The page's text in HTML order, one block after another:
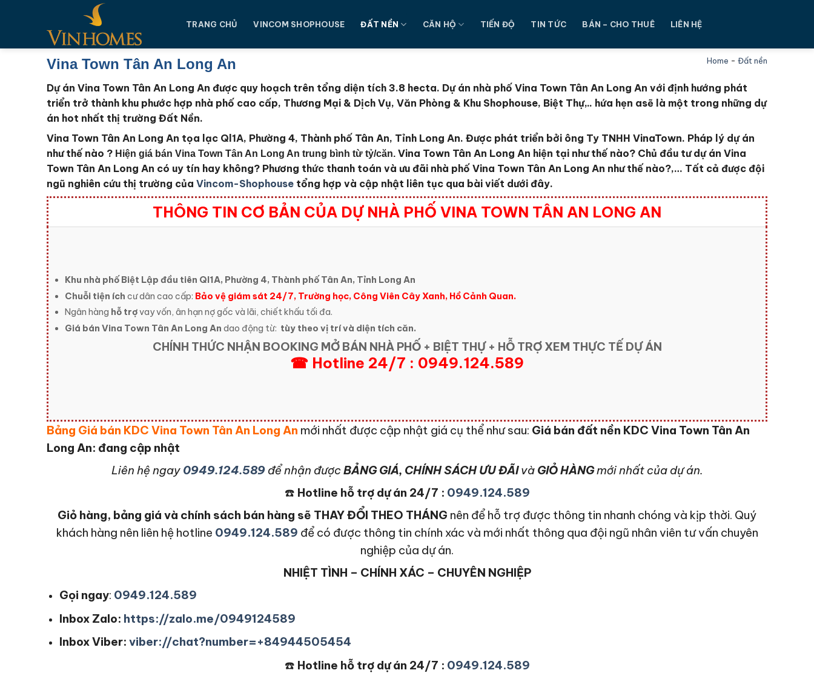
dung
TRANG CHỦ VINCOM SHOPHOUSE ĐẤT NỀN CĂN HỘ TIẾN ĐỘ TIN TỨC BÁN – CHO THUÊ LIÊN HỆ
Vina Town Tân An Long An Home - Đất nền
Dự án Vina Town Tân An Long An được quy hoạch trên tổng diện tích 3.8 hecta. Dự án nhà phố Vina Town Tân An Long An với định hướng phát
triển trở thành khu phước hợp nhà phố cao cấp, Thương Mại & Dịch Vụ, Văn Phòng & Khu Shophouse, Biệt Thự,.. hứa hẹn asẽ là một trong những dự
án hot nhất thị trường Đất Nền.
Vina Town Tân An Long An tọa lạc Ql1A, Phường 4, Thành phố Tân An, Tỉnh Long An. Được phát triển bởi ông Ty TNHH VinaTown. Pháp lý dự án
như thế nào ? Hiện giá bán Vina Town Tân An Long An trung bình từ tỷ/căn. Vina Town Tân An Long An hiện tại như thế nào? Chủ đầu tư dự án Vina
Town Tân An Long An có uy tín hay không? Phương thức thanh toán và ưu đãi nhà phố Vina Town Tân An Long An như thế nào?,… Tất cả được đội
ngũ nghiên cứu thị trường của Vincom-Shophouse tổng hợp và cập nhật liên tục qua bài viết dưới đây.
THÔNG TIN CƠ BẢN CỦA DỰ NHÀ PHỐ VINA TOWN TÂN AN LONG AN
Khu nhà phố Biệt Lập đầu tiên Ql1A, Phường 4, Thành phố Tân An, Tỉnh Long An
Chuỗi tiện ích cư dân cao cấp: Bảo vệ giám sát 24/7, Trường học, Công Viên Cây Xanh, Hồ Cảnh Quan.
Ngân hàng hỗ trợvay vốn, ân hạn nợ gốc và lãi, chiết khấu tối đa.
Giá bán Vina Town Tân An Long An dao động từ: tùy theo vị trí và diện tích căn.
CHÍNH THỨC NHẬN BOOKING MỞ BÁN NHÀ PHỐ + BIỆT THỰ + HỖ TRỢ XEM THỰC TẾ DỰ ÁN
☎ Hotline 24/7 : 0949.124.589
Bảng Giá bán KDC Vina Town Tân An Long An mới nhất được cập nhật giá cụ thể như sau: Giá bán đất nền KDC Vina Town Tân An
Long An: đang cập nhật
Liên hệ ngay 0949.124.589để nhận được BẢNG GIÁ, CHÍNH SÁCH ƯU ĐÃIvàGIỎ HÀNGmới nhất của dự án.
☎️ Hotline hỗ trợ dự án 24/7 : 0949.124.589
Giỏ hàng, bảng giá và chính sách bán hàng sẽ THAY ĐỔI THEO THÁNG nên để hỗ trợ được thông tin nhanh chóng và kịp thời. Quý
khách hàng nên liên hệ hotline 0949.124.589 để có được thông tin chính xác và mới nhất thông qua đội ngũ nhân viên tư vấn chuyên
nghiệp của dự án.
NHIỆT TÌNH – CHÍNH XÁC – CHUYÊN NGHIỆP
Gọi ngay: 0949.124.589
Inbox Zalo: https://zalo.me/0949124589
Inbox Viber: viber://chat?number=+84944505454
☎️ Hotline hỗ trợ dự án 24/7 : 0949.124.589